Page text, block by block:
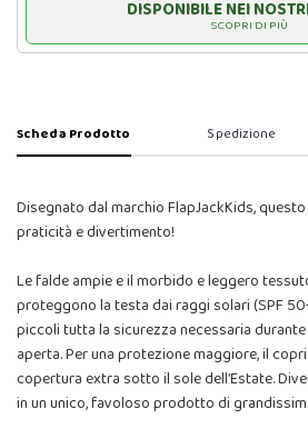
DISPONIBILE NEI
SCOPRI DI PIÙ
Scheda Prodotto Spedizione
Disegnato dal marchio FlapJackKids,
praticità e divertimento!
Le falde ampie e il morbido e leggero
proteggono la testa dai raggi solari (SPF
piccoli tutta la sicurezza necessaria durante
aperta. Per una protezione maggiore, il
copertura extra sotto il sole dell’Estate.
in un unico, favoloso prodotto di